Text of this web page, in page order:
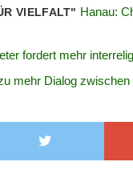
VIELFALT" Hanau:
fordert mehr
mehr Dialog